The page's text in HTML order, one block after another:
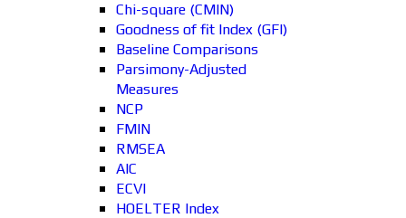
Chi-square (CMIN)
Goodness of fit Index (GFI)
Baseline Comparisons
Parsimony-Adjusted
Measures
NCP
FMIN
RMSEA
AIC
ECVI
HOELTER Index